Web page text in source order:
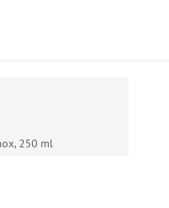
250 ml